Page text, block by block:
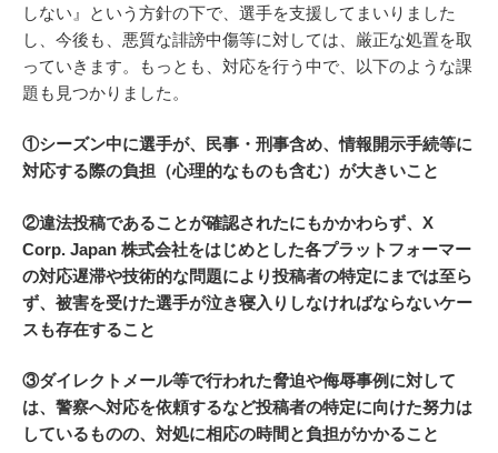
しない』という方針の下で、選手を支援してまいりました
し、今後も、悪質な誹謗中傷等に対しては、厳正な処置を取
っていきます。もっとも、対応を行う中で、以下のような課
題も見つかりました。
①シーズン中に選手が、民事・刑事含め、情報開示手続等に
対応する際の負担（心理的なものも含む）が大きいこと
②違法投稿であることが確認されたにもかかわらず、X
Corp. Japan 株式会社をはじめとした各プラットフォーマー
の対応遅滞や技術的な問題により投稿者の特定にまでは至ら
ず、被害を受けた選手が泣き寝入りしなければならないケー
スも存在すること
③ダイレクトメール等で行われた脅迫や侮辱事例に対して
は、警察へ対応を依頼するなど投稿者の特定に向けた努力は
しているものの、対処に相応の時間と負担がかかること